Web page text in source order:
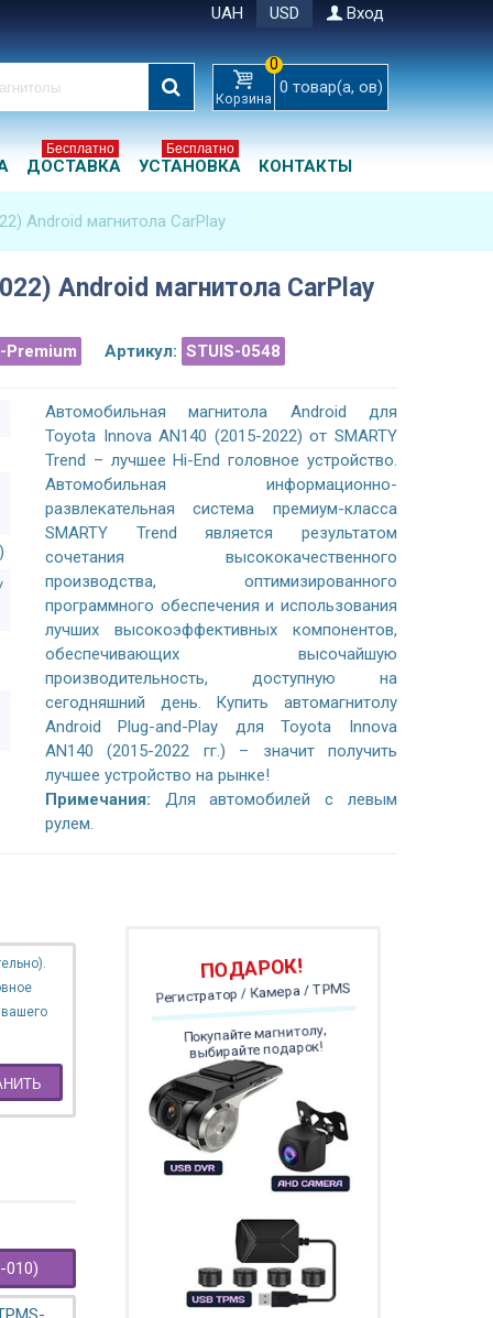
UAH USD Вход
Корзина
0
0 товар(а, ов)
ДОСТАВКА
Бесплатно
УСТАНОВКА
Бесплатно
КОНТАКТЫ
Android магнитола CarPlay
Android магнитола CarPlay
Premium Артикул: STUIS-0548
Автомобильная магнитола Android для
Toyota Innova AN140 (2015-2022) от SMARTY
Trend – лучшее Hi-End головное устройство.
Автомобильная информационно-
развлекательная система премиум-класса
SMARTY Trend является результатом
сочетания высококачественного
производства, оптимизированного
программного обеспечения и использования
лучших высокоэффективных компонентов,
обеспечивающих высочайшую
производительность, доступную на
сегодняшний день. Купить автомагнитолу
Android Plug-and-Play для Toyota Innova
AN140 (2015-2022 гг.) – значит получить
лучшее устройство на рынке!
Примечания: Для автомобилей с левым
рулем.
010)
ПОДАРОК!
Регистратор / Камера / TPMS
Покупайте магнитолу,
выбирайте подарок!